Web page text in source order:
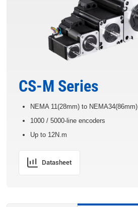
CS-M Series
NEMA 11(28mm) to NEMA34(86mm)
1000 / 5000-line encoders
Up to 12N.m
Datasheet